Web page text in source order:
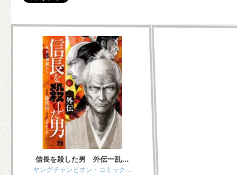
信長を殺した男 外伝ー乱…
ヤングチャンピオン・コミック…